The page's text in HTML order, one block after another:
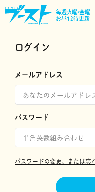
毎週火曜•金曜
お昼12時更新
ログイン
メールアドレス
パスワード
パスワードの変更、または忘